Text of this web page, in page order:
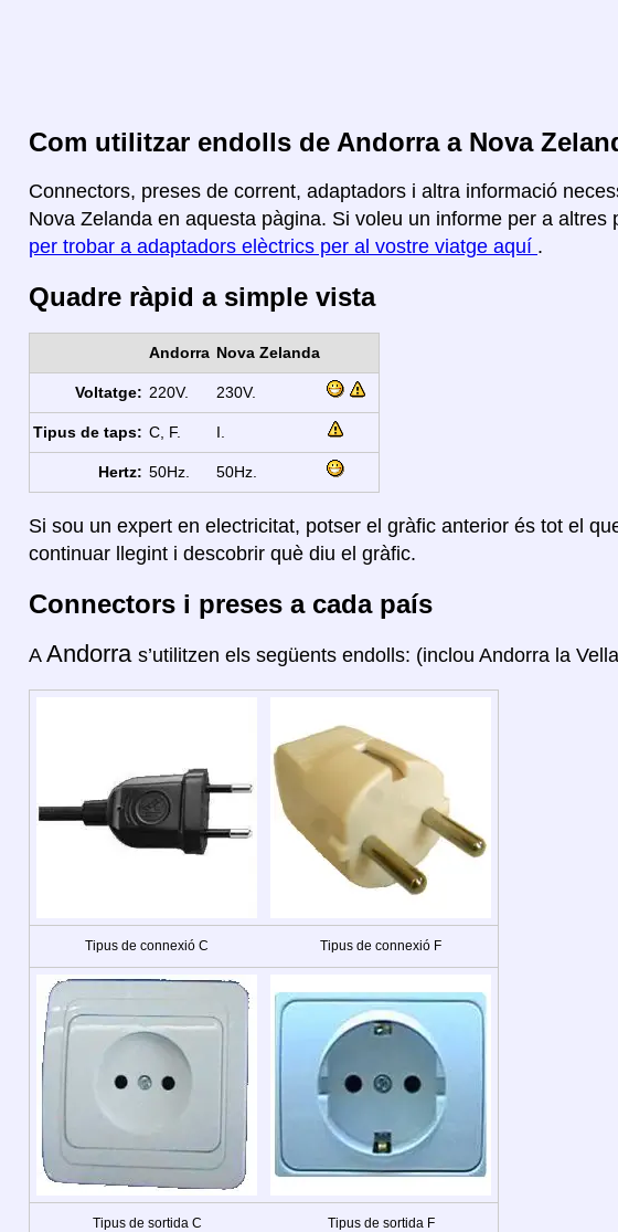
Com utilitzar endolls de Andorra a Nova
Connectors, preses de corrent, adaptadors i altra informació
Nova Zelanda en aquesta pàgina. Si voleu un informe per a altres
per trobar a adaptadors elèctrics per al vostre viatge aquí .
Quadre ràpid a simple vista
Andorra Nova Zelanda
Voltatge: 220V. 230V.
Tipus de taps: C, F. I.
Hertz: 50Hz. 50Hz.
Si sou un expert en electricitat, potser el gràfic anterior és tot el
continuar llegint i descobrir què diu el gràfic.
Connectors i preses a cada país
A Andorra s’utilitzen els següents endolls: (inclou Andorra la
Tipus de connexió C Tipus de connexió F
Tipus de sortida C Tipus de sortida F